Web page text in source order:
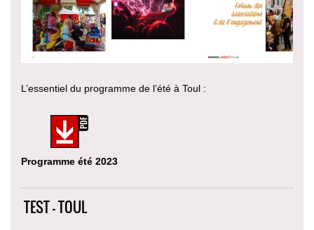
L’essentiel du programme de l’été à Toul :
Programme été 2023
TEST - TOUL